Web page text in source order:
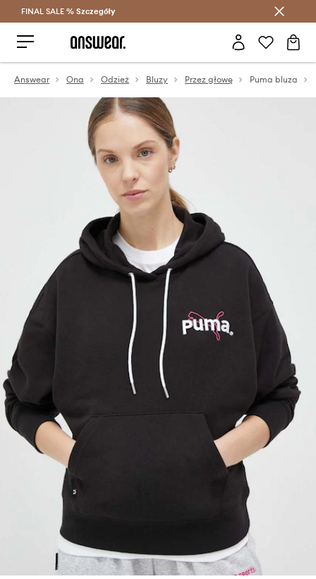
Oszczędzaj z Answear Club >
FINAL SALE % Szczegóły
Answear Ona Odzież Bluzy Przez głowę Puma bluza